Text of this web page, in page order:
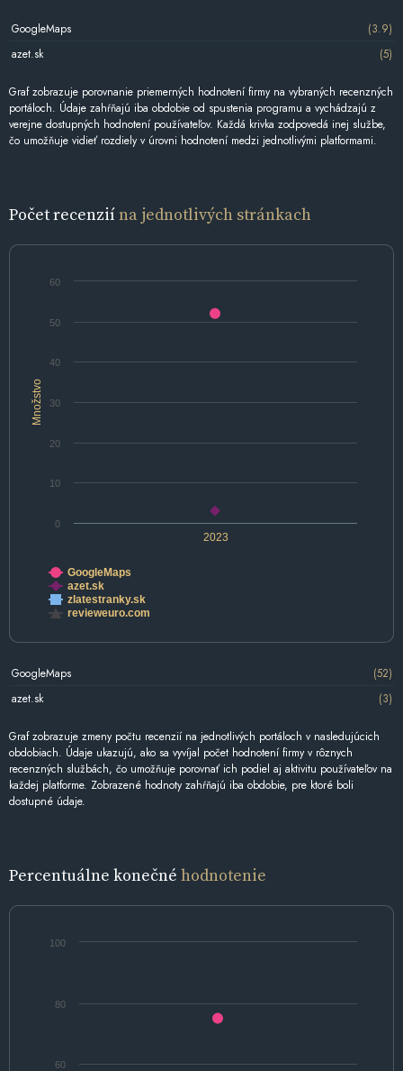
GoogleMaps
(3.9)
azet.sk
(5)
Graf zobrazuje porovnanie priemerných hodnotení firmy na vybraných recenzných
portáloch. Údaje zahŕňajú iba obdobie od spustenia programu a vychádzajú z
verejne dostupných hodnotení používateľov. Každá krivka zodpovedá inej službe,
čo umožňuje vidieť rozdiely v úrovni hodnotení medzi jednotlivými platformami.
Počet recenziína jednotlivých stránkach
Množstvo
2023
0
10
20
30
40
50
60
GoogleMaps
azet.sk
zlatestranky.sk
revieweuro.com
GoogleMaps
(52)
azet.sk
(3)
Graf zobrazuje zmeny počtu recenzií na jednotlivých portáloch v nasledujúcich
obdobiach. Údaje ukazujú, ako sa vyvíjal počet hodnotení firmy v rôznych
recenzných službách, čo umožňuje porovnať ich podiel aj aktivitu používateľov na
každej platforme. Zobrazené hodnoty zahŕňajú iba obdobie, pre ktoré boli
dostupné údaje.
Percentuálne konečné hodnotenie
60
80
100